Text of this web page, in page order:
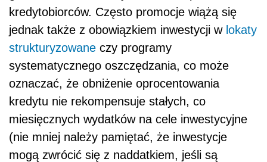
kredytobiorców. Często promocje wiążą się
jednak także z obowiązkiem inwestycji w lokaty
strukturyzowane czy programy
systematycznego oszczędzania, co może
oznaczać, że obniżenie oprocentowania
kredytu nie rekompensuje stałych, co
miesięcznych wydatków na cele inwestycyjne
(nie mniej należy pamiętać, że inwestycje
mogą zwrócić się z naddatkiem, jeśli są